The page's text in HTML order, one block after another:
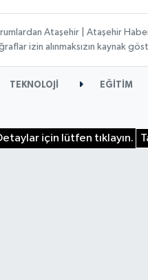
Ataşehir | Ataşehir
izin alınmaksızın kaynak
TEKNOLOJİ EĞİTİM
için lütfen tıklayın.